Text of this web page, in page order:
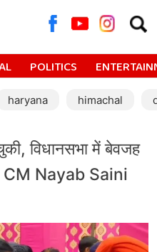
for:
POLITICS
haryana himachal
विधानसभा में बेवजह
CM Nayab Saini